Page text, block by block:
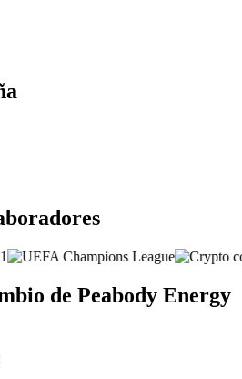
de Peabody Energy